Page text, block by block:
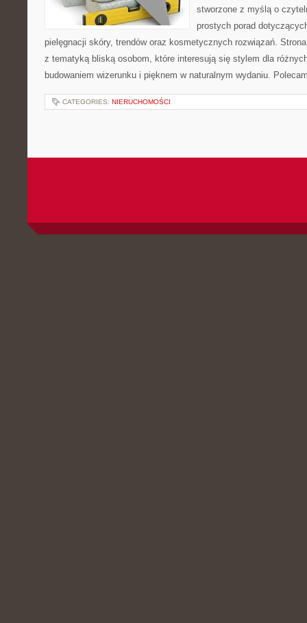
stworzone z myślą o
prostych porad
pielęgnacji skóry, trendów oraz kosmetycznych rozwiązań.
z tematyką bliską osobom, które interesują się stylem dla
budowaniem wizerunku i pięknem w naturalnym wydaniu.
CATEGORIES: NIERUCHOMOŚCI